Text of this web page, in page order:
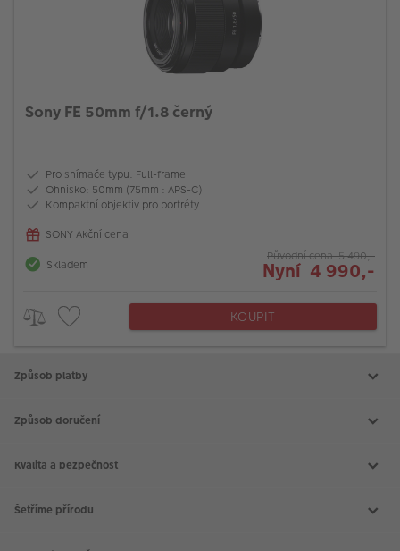
Sony FE 50mm f/1.8 černý
Pro snímače typu: Full-frame
Ohnisko: 50mm (75mm : APS-C)
Kompaktní objektiv pro portréty
SONY Akční cena
Skladem
Původní cena 5 490,-
Nyní 4 990,-
KOUPIT
Způsob platby
Způsob doručení
Kvalita a bezpečnost
Šetříme přírodu